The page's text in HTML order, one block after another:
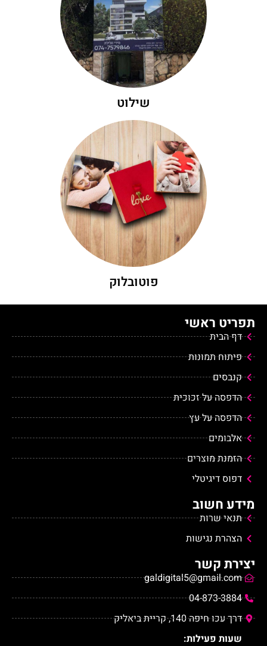
שילוט
שילוט
אצלנו בפוטוגל תוכלו להזמין שילוט על מגוון
חומרים איכותיים שברשותינו, הדפסת השילוט
נעשה במספר שיטות לבחירת הלקוח באיכות
הדפסה ברמה גבוהה וחסינה בתנאי מזג אוויר
שונים.
פוטובלוק
פוטובלוק
הדפסת תמונות איכותיות על עץ, הן כתמונה
מרהיבה בסגנון כפרי והן לצורך חיפוי קירות או
ארונות. ההדפסה נעשית בשיטת UV, הנחשבת
לאיכותית ביותר!
היכנסו לגלות עוד
תפריט ראשי
דף הבית
פיתוח תמונות
קנבסים
הדפסה על זכוכית
הדפסה על עץ
אלבומים
הזמנת מוצרים
דפוס דיגיטלי
מידע חשוב
תנאי שרות
הצהרת נגישות
יצירת קשר
galdigital5@gmail.com
04-873-3884
דרך עכו חיפה 140, קריית ביאליק
שעות פעילות: